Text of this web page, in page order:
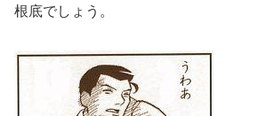
根底でしょう。